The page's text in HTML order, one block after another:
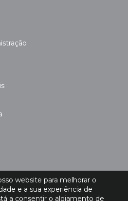
website para melhorar o
e a sua experiência de
a consentir o alojamento de